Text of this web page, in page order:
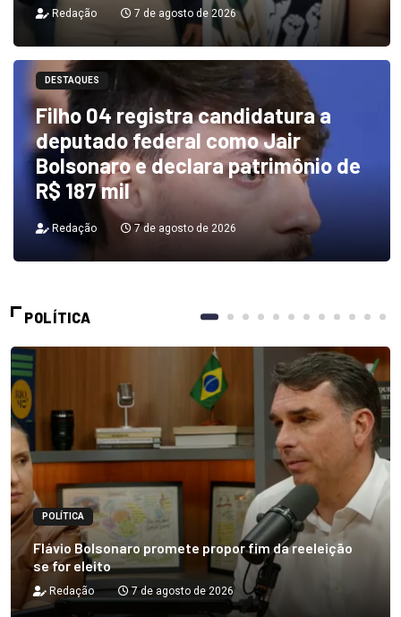
Redação 7 de agosto de 2026
DESTAQUES
Filho 04 registra candidatura a
deputado federal como Jair
Bolsonaro e declara patrimônio de
R$ 187 mil
Redação 7 de agosto de 2026
POLÍTICA
POLÍTICA
Flávio Bolsonaro promete propor fim da reeleição
se for eleito
Redação 7 de agosto de 2026